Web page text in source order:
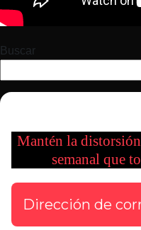
Buscar
Mantén la
semanal que